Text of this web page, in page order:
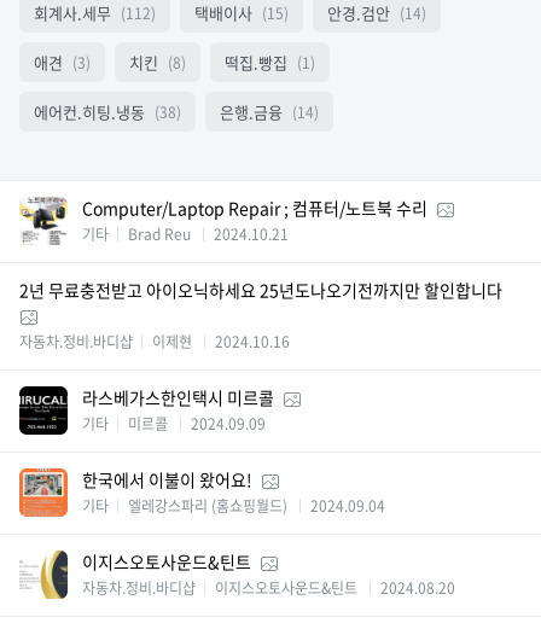
회계사.세무 (112) 택배이사 (15) 안경.검안 (14)
애견 (3) 치킨 (8) 떡집.빵집 (1)
에어컨.히팅.냉동 (38) 은행.금융 (14)
Computer/Laptop Repair ; 컴퓨터/노트북 수리
기타 Brad Reu 2024.10.21
2년 무료충전받고 아이오닉하세요 25년도나오기전까지만 할인합니다
자동차.정비.바디샵 이제현 2024.10.16
라스베가스한인택시 미르콜
기타 미르콜 2024.09.09
한국에서 이불이 왔어요!
기타 엘레강스파리 (홈쇼핑월드) 2024.09.04
이지스오토사운드&틴트
자동차.정비.바디샵 이지스오토사운드&틴트 2024.08.20